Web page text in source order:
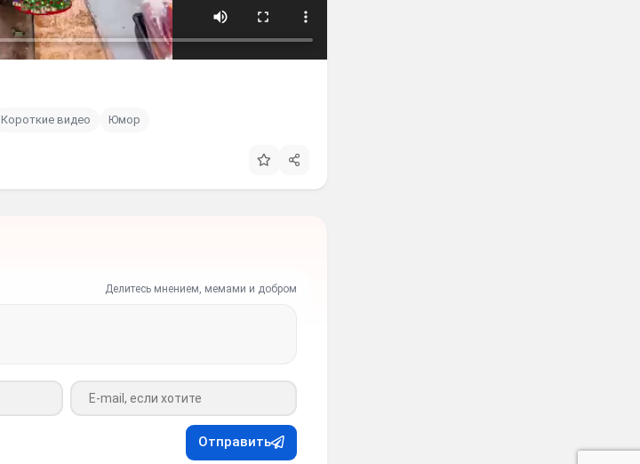
Короткие видео Юмор
Делитесь мнением, мемами и добром
Ваш e-mail
Отправить